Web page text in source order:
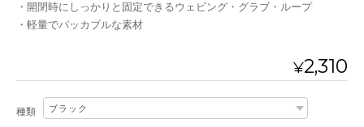
・開閉時にしっかりと固定できるウェビング・グラブ・ループ
・軽量でパッカブルな素材
¥2,310
種類